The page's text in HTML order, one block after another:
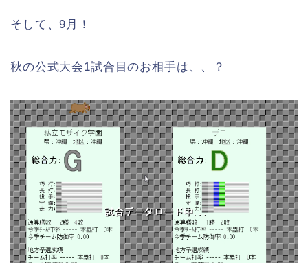
そして、9月！
秋の公式大会1試合目のお相手は、、？